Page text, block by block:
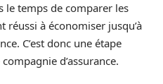
le temps de comparer les
à économiser jusqu’à
C’est donc une étape
d’assurance.